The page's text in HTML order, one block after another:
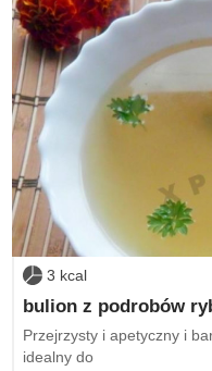
3 kcal
bulion z podrobów
Przejrzysty i apetyczny i
idealny do